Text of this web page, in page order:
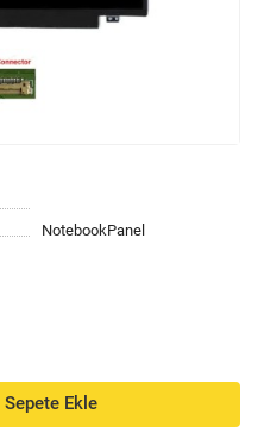
NotebookPanel
Sepete Ekle